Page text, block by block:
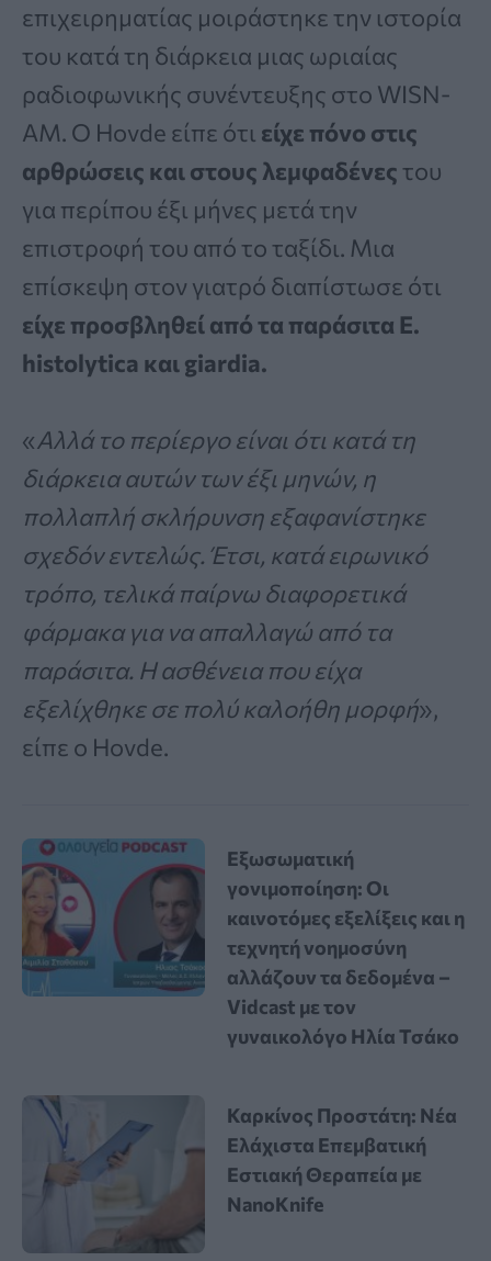
επιχειρηματίας μοιράστηκε την ιστορία
του κατά τη διάρκεια μιας ωριαίας
ραδιοφωνικής συνέντευξης στο WISN-
AM. Ο Hovde είπε ότι είχε πόνο στις
αρθρώσεις και στους λεμφαδένες του
για περίπου έξι μήνες μετά την
επιστροφή του από το ταξίδι. Μια
επίσκεψη στον γιατρό διαπίστωσε ότι
είχε προσβληθεί από τα παράσιτα E.
histolytica και giardia.
«Αλλά το περίεργο είναι ότι κατά τη
διάρκεια αυτών των έξι μηνών, η
πολλαπλή σκλήρυνση εξαφανίστηκε
σχεδόν εντελώς. Έτσι, κατά ειρωνικό
τρόπο, τελικά παίρνω διαφορετικά
φάρμακα για να απαλλαγώ από τα
παράσιτα. Η ασθένεια που είχα
εξελίχθηκε σε πολύ καλοήθη μορφή»,
είπε ο Hovde.
Εξωσωματική
γονιμοποίηση: Οι
καινοτόμες εξελίξεις και η
τεχνητή νοημοσύνη
αλλάζουν τα δεδομένα –
Vidcast με τον
γυναικολόγο Ηλία Τσάκο
Καρκίνος Προστάτη: Νέα
Ελάχιστα Επεμβατική
Εστιακή Θεραπεία με
NanoKnife